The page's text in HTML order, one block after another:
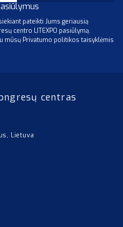
pateikti Jums geriausią
centro LITEXPO pasiūlymą.
mūsų Privatumo politikos taisyklėmis
centras
Lietuva